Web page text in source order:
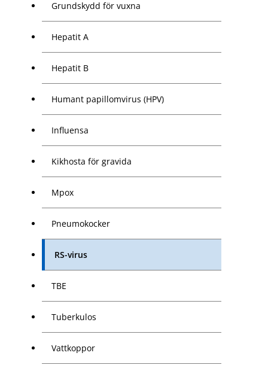
Grundskydd för vuxna
Hepatit A
Hepatit B
Humant papillomvirus (HPV)
Influensa
Kikhosta för gravida
Mpox
Pneumokocker
RS-virus
TBE
Tuberkulos
Vattkoppor